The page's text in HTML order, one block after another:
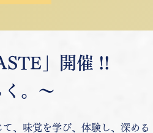
。～
」開催 !!
、味覚を学び、体験し、深める